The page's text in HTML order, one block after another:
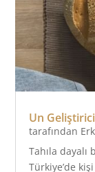
Un
tarafından
Tahıla dayalı
Türkiye’de